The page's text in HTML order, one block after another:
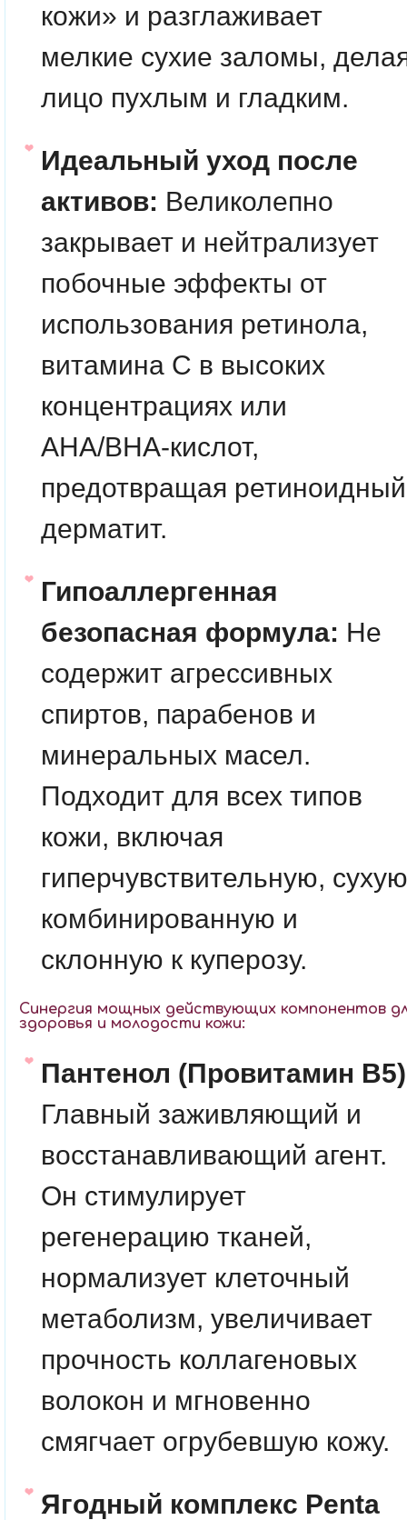
кожи» и разглаживает
мелкие сухие заломы,
лицо пухлым и гладким.
Идеальный уход после
активов: Великолепно
закрывает и нейтрализует
побочные эффекты от
использования ретинола,
витамина С в высоких
концентрациях или
AHA/BHA-кислот,
предотвращая ретиноидный
дерматит.
Гипоаллергенная
безопасная формула: Не
содержит агрессивных
спиртов, парабенов и
минеральных масел.
Подходит для всех типов
кожи, включая
гиперчувствительную,
комбинированную и
склонную к куперозу.
Синергия мощных действующих компонентов
здоровья и молодости кожи:
Пантенол (Провитамин
Главный заживляющий и
восстанавливающий агент.
Он стимулирует
регенерацию тканей,
нормализует клеточный
метаболизм, увеличивает
прочность коллагеновых
волокон и мгновенно
смягчает огрубевшую кожу.
Ягодный комплекс Penta